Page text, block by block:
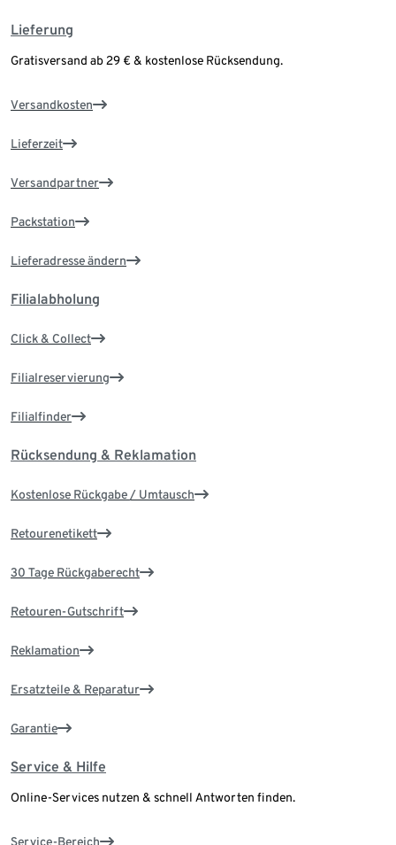
Lieferung
Gratisversand ab 29 € & kostenlose Rücksendung.
Versandkosten
Lieferzeit
Versandpartner
Packstation
Lieferadresse ändern
Filialabholung
Click & Collect
Filialreservierung
Filialfinder
Rücksendung & Reklamation
Kostenlose Rückgabe / Umtausch
Retourenetikett
30 Tage Rückgaberecht
Retouren-Gutschrift
Reklamation
Ersatzteile & Reparatur
Garantie
Service & Hilfe
Online-Services nutzen & schnell Antworten finden.
Service-Bereich